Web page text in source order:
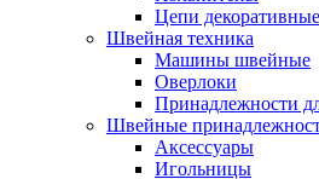
Цепи декоративные
Швейная техника
Машины швейные
Оверлоки
Принадлежности
Швейные
Аксессуары
Игольницы